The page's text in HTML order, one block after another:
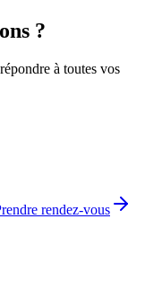
?
à toutes vos
rendez-vous